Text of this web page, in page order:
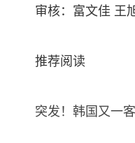
审核：富文佳 王
推荐阅读
突发！韩国又一